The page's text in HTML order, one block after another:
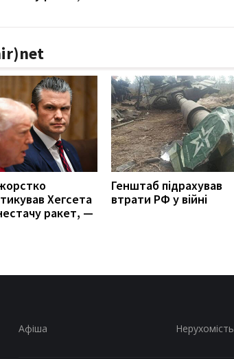
Хегсета
ракет, —
Генштаб підрахував
втрати РФ у війні
Афіша Нерухомість